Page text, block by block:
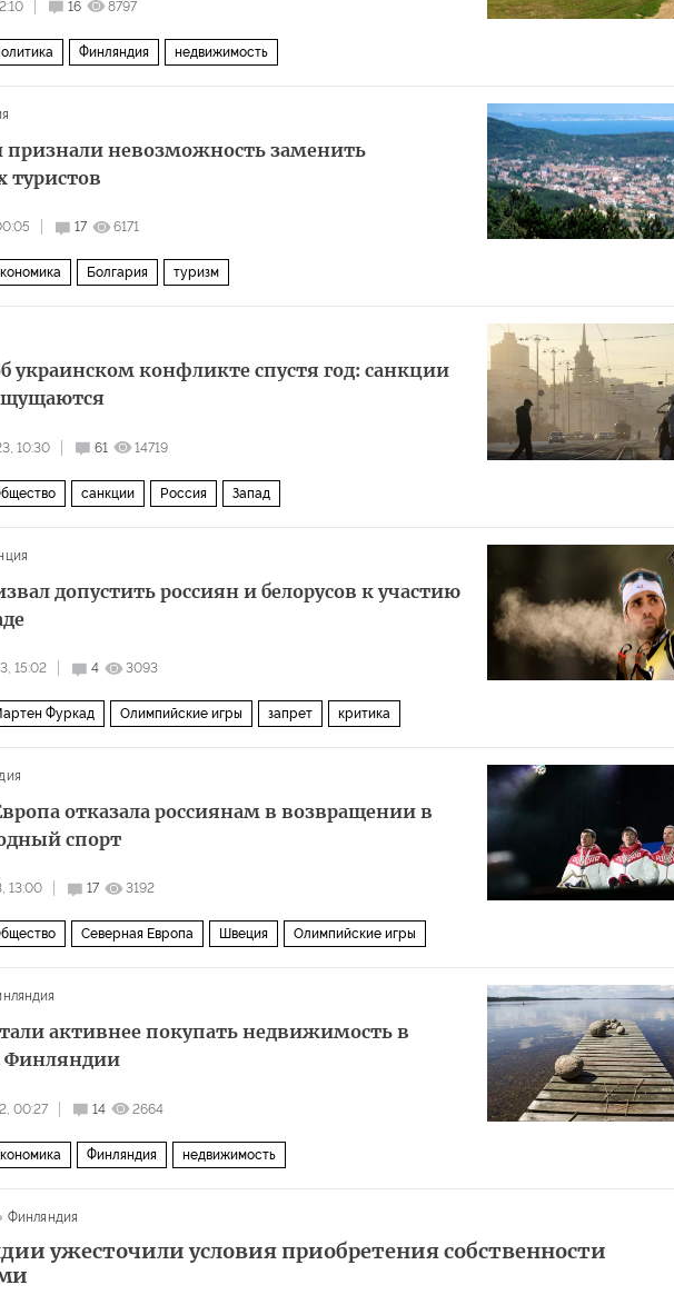
16 8797
Финляндия недвижимость
признали невозможность заменить
туристов
17 6171
Болгария туризм
украинском конфликте спустя год: санкции
10:30 61 14719
санкции Россия Запад
допустить россиян и белорусов к участию
15:02 4 3093
Фуркад Олимпийские игры запрет критика
отказала россиянам в возвращении в
спорт
13:00 17 3192
Северная Европа Швеция Олимпийские игры
активнее покупать недвижимость в
Финляндии
00:27 14 2664
Финляндия недвижимость
Финляндия
ужесточили условия приобретения собственности